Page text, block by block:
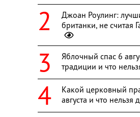
Джоан Роулинг:
британки, не считая
Яблочный спас 6
традиции и что
Какой церковный
августа и что нельзя